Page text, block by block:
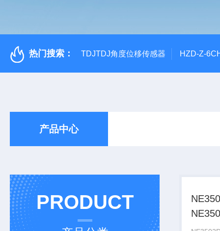
热门搜索： TDJTDJ角度位移传感器 HZD-Z-
产品中心
PRODUCT
变送器